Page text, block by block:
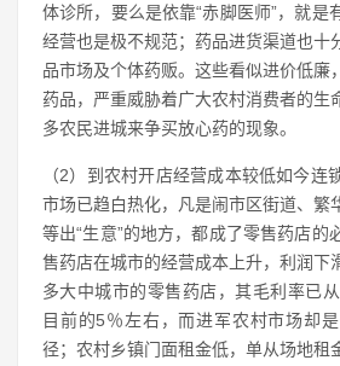
体诊所，要么是依靠“赤脚医师”，就是
经营也是极不规范；药品进货渠道也十
品市场及个体药贩。这些看似进价低廉
药品，严重威胁着广大农村消费者的生
多农民进城来争买放心药的现象。
（2）到农村开店经营成本较低如今连
市场已趋白热化，凡是闹市区街道、繁
等出“生意”的地方，都成了零售药店的
售药店在城市的经营成本上升，利润下
多大中城市的零售药店，其毛利率已
目前的5％左右，而进军农村市场却
径；农村乡镇门面租金低，单从场地租